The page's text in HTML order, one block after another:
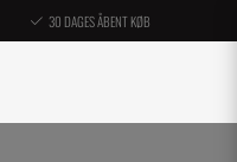
30 DAGES ÅBENT KØB